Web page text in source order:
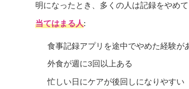
明になったとき、多くの人は記録をやめ
当てはまる人:
食事記録アプリを途中でやめた経験が
外食が週に3回以上ある
忙しい日にケアが後回しになりやすい